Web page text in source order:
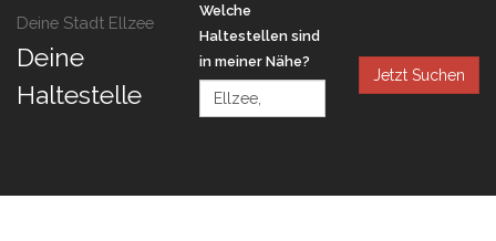
Deine Stadt Ellzee
Deine
Haltestelle
Welche
Haltestellen sind
in meiner Nähe?
Jetzt Suchen